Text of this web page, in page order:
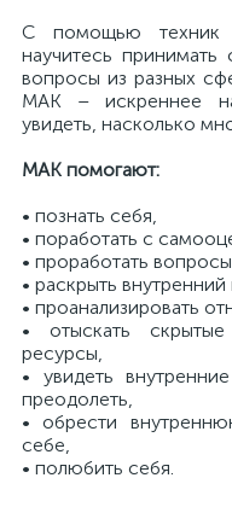
С помощью техник
научитесь
вопросы из разных
МАК – искреннее
увидеть, насколько
МАК помогают:
• познать себя,
• поработать с
• проработать
• раскрыть
• проанализировать
• отыскать
ресурсы,
• увидеть
преодолеть,
• обрести
себе,
• полюбить себя.